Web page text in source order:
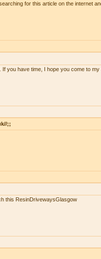
for this article on the internet
you have time, I hope you come to
;;
this ResinDrivewaysGlasgow